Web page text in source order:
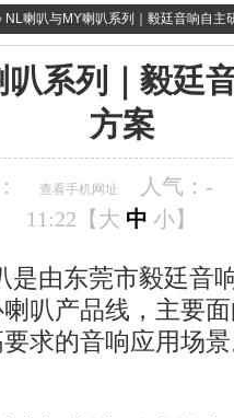
NL喇叭与MY喇叭系列｜毅廷音响自主
系列｜毅廷
方案
查看手机网址 人气： -
11:22【 大 中 小】
是由东莞市毅廷音
叭产品线，主要
求的音响应用场